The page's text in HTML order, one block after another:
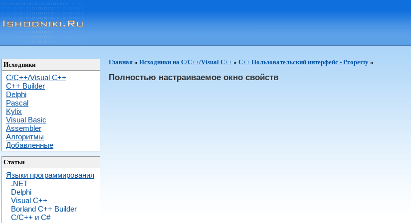
Исходники
C/C++/Visual C++
С++ Builder
Delphi
Pascal
Kylix
Visual Basic
Assembler
Алгоритмы
Добавленные
Статьи
Языки программирования
.NET
Delphi
Visual C++
Borland C++ Builder
C/С++ и C#
Главная » Исходники на C/C++/Visual C++ » C++ Пользовательский интерфейс - Property »
Полностью настраиваемое окно свойств